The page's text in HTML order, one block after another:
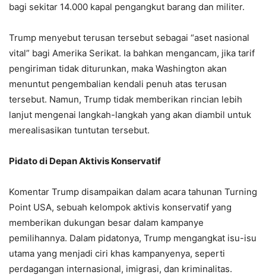
bagi sekitar 14.000 kapal pengangkut barang dan militer.
Trump menyebut terusan tersebut sebagai “aset nasional
vital” bagi Amerika Serikat. Ia bahkan mengancam, jika tarif
pengiriman tidak diturunkan, maka Washington akan
menuntut pengembalian kendali penuh atas terusan
tersebut. Namun, Trump tidak memberikan rincian lebih
lanjut mengenai langkah-langkah yang akan diambil untuk
merealisasikan tuntutan tersebut.
Pidato di Depan Aktivis Konservatif
Komentar Trump disampaikan dalam acara tahunan Turning
Point USA, sebuah kelompok aktivis konservatif yang
memberikan dukungan besar dalam kampanye
pemilihannya. Dalam pidatonya, Trump mengangkat isu-isu
utama yang menjadi ciri khas kampanyenya, seperti
perdagangan internasional, imigrasi, dan kriminalitas.